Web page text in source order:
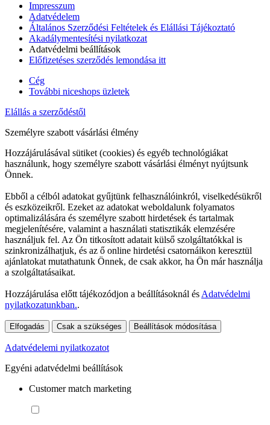
Impresszum
Adatvédelem
Általános Szerződési Feltételek és Elállási Tájékoztató
Akadálymentesítési nyilatkozat
Adatvédelmi beállítások
Előfizetéses szerződés lemondása itt
Cég
További niceshops üzletek
Elállás a szerződéstől
Személyre szabott vásárlási élmény
Hozzájárulásával sütiket (cookies) és egyéb technológiákat
használunk, hogy személyre szabott vásárlási élményt nyújtsunk
Önnek.
Ebből a célból adatokat gyűjtünk felhasználóinkról, viselkedésükről
és eszközeikről. Ezeket az adatokat weboldalunk folyamatos
optimalizálására és személyre szabott hirdetések és tartalmak
megjelenítésére, valamint a használati statisztikák elemzésére
használjuk fel. Az Ön titkosított adatait külső szolgáltatókkal is
szinkronizálhatjuk, és az ő online hirdetési csatornáikon keresztül
ajánlatokat mutathatunk Önnek, de csak akkor, ha Ön már használja
a szolgáltatásaikat.
Hozzájárulása előtt tájékozódjon a beállításoknál és Adatvédelmi
nyilatkozatunkban..
Elfogadás Csak a szükséges Beállítások módosítása
Adatvédelemi nyilatkozatot
Egyéni adatvédelmi beállítások
Customer match marketing